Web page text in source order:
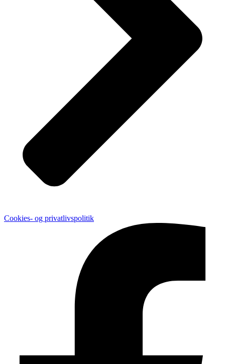
Cookies- og privatlivspolitik